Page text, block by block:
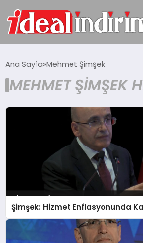
BILGISAYAR
DÜNYA
TEKNOLOJI
Ana Sayfa Mehmet Şimşek
MEHMET ŞIMŞEK
Şimşek: Hizmet Enflasyonunda